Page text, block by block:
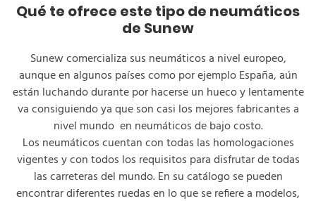
Qué te ofrece este tipo de neumáticos
de Sunew
Sunew comercializa sus neumáticos a nivel europeo,
aunque en algunos países como por ejemplo España, aún
están luchando durante por hacerse un hueco y lentamente
va consiguiendo ya que son casi los mejores fabricantes a
nivel mundo en neumáticos de bajo costo.
Los neumáticos cuentan con todas las homologaciones
vigentes y con todos los requisitos para disfrutar de todas
las carreteras del mundo. En su catálogo se pueden
encontrar diferentes ruedas en lo que se refiere a modelos,